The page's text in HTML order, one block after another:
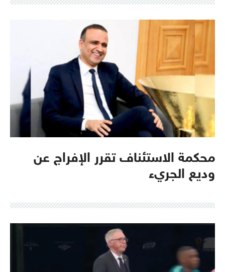
محكمة الاستئناف تقرر الإفراج عن
وديع الجريء